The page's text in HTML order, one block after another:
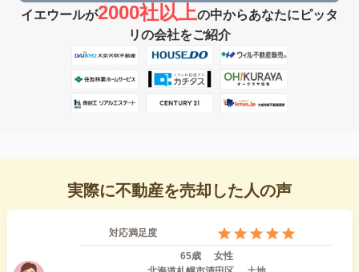
イエウールが2000社以上の中からあなたにピッタ
リの会社をご紹介
実際に不動産を売却した人の声
対応満足度
65歳
女性